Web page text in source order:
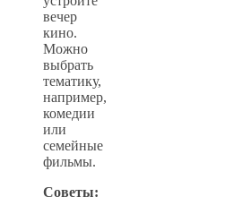
вечер
кино.
Можно
выбрать
тематику,
например,
комедии
или
семейные
фильмы.
Советы: